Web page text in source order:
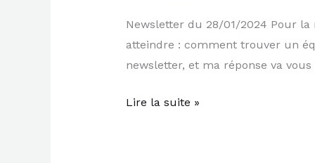
Newsletter du 28/01/2024 Pour
atteindre : comment trouver un
newsletter, et ma réponse va
Lire la suite »